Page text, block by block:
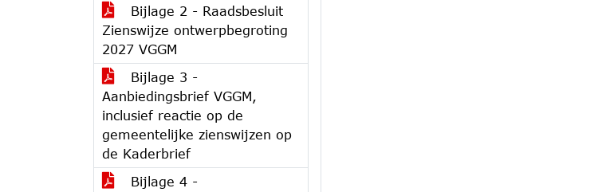
Bijlage 2 - Raadsbesluit
Zienswijze ontwerpbegroting
2027 VGGM
Bijlage 3 -
Aanbiedingsbrief VGGM,
inclusief reactie op de
gemeentelijke zienswijzen op
de Kaderbrief
Bijlage 4 -